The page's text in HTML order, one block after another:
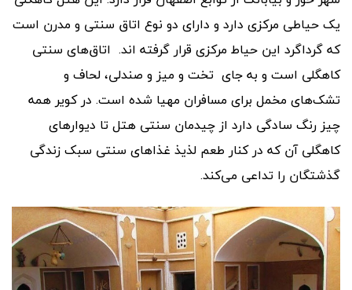
یک حیاطی مرکزی دارد و دارای دو نوع اتاق سنتی و مدرن است
که گرداگرد این حیاط مرکزی قرار گرفته اند. اتاق‌های سنتی
کاهگلی است و به جای تخت و میز و صندلی، لحاف و
تشک‌های مخمل برای مسافران مهیا شده است. در کویر همه
چیز رنگ سادگی دارد از چیدمان سنتی هتل تا دیوارهای
کاهگلی آن که در کنار طعم لذیذ غذاهای سنتی سبک زندگی
گذشتگان را تداعی می‌کند.